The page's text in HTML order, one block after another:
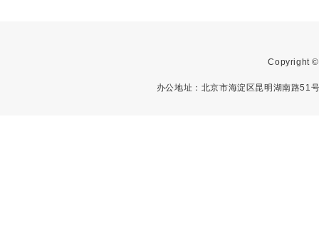
Copyright
办公地址：北京市海淀区昆明湖南路51